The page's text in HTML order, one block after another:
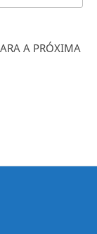
A PRÓXIMA